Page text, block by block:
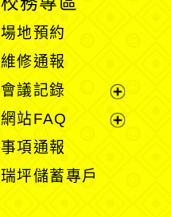
場地預約
維修通報
會議記錄
展
開
網站FAQ
事項通報
瑞坪儲蓄專戶